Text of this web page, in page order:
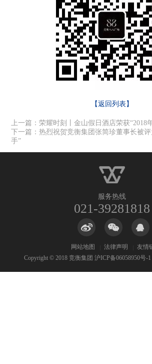
【返回列表】
上一篇：荣耀时刻丨金山假日酒店荣获“2018
下一篇：热烈祝贺竞衡集团张简珍董事长被
手”
服务热线
021-39281818
网站地图 法律声明
友情
Copyright © 2018 竞衡集团 沪ICP备06058950号-1